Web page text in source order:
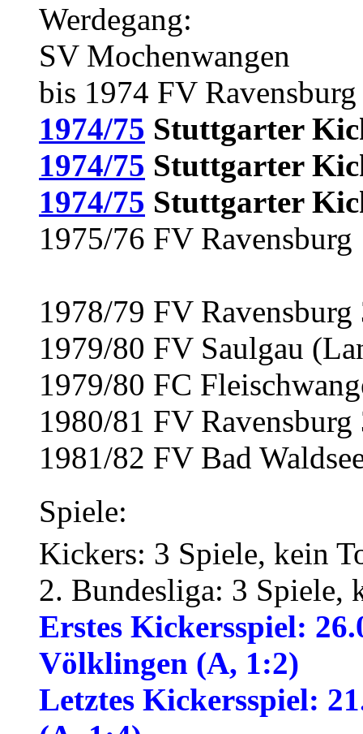
Werdegang:
SV Mochenwangen
bis 1974 FV Ravensburg
1974/75 Stuttgarter
1974/75 Stuttgarter
1974/75 Stuttgarter
1975/76 FV Ravensburg
1978/79 FV
1979/80 FV Saulgau
1979/80 FC
1980/81 FV
1981/82 FV Bad
Spiele:
Kickers: 3 Spiele, kein
2. Bundesliga: 3 Spiele,
Erstes Kickersspiel:
Völklingen (A, 1:2)
Letztes Kickersspiel: